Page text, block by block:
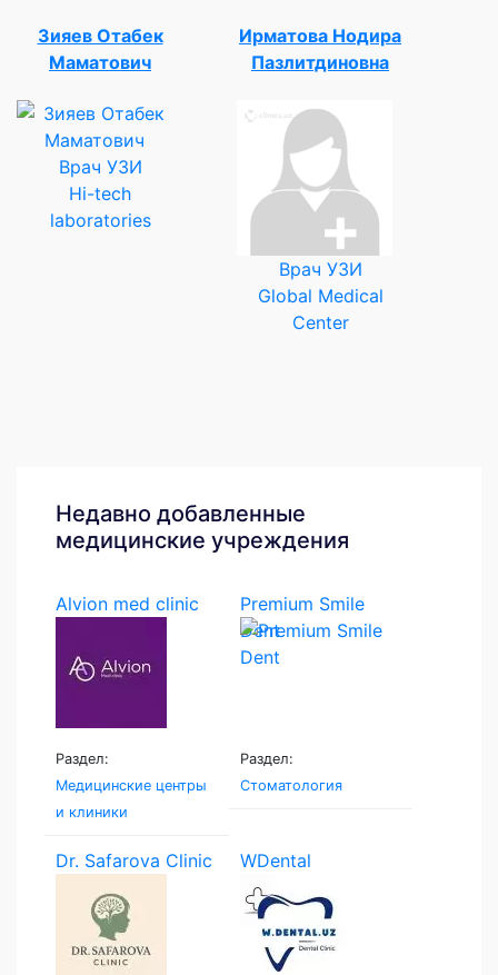
Зияев Отабек
Маматович
Врач УЗИ
Hi-tech
laboratories
Ирматова Нодира
Пазлитдиновна
Врач УЗИ
Global Medical
Center
Недавно добавленные
медицинские учреждения
Alvion med clinic
Раздел:
Медицинские центры
и клиники
Premium Smile
Dent
Раздел:
Стоматология
Dr. Safarova Clinic WDental